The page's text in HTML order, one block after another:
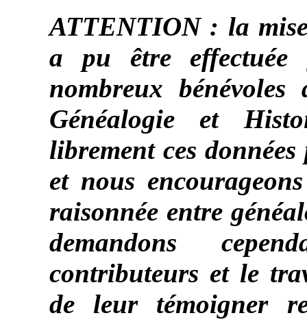
ATTENTION : la
a pu être effectuée
nombreux
Généalogie et
librement ces
et nous
raisonnée entre
demandons
contributeurs et le
de leur témoigner